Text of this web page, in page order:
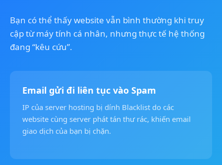
Bạn có thể thấy website vẫn bình thường khi truy
cập từ máy tính cá nhân, nhưng thực tế hệ thống
đang “kêu cứu”.
Email gửi đi liên tục vào Spam
IP của server hosting bị dính Blacklist do các
website cùng server phát tán thư rác, khiến email
giao dịch của bạn bị chặn.